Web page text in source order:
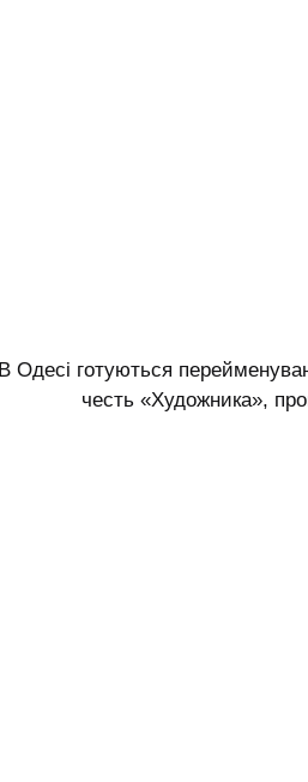
В Одесі готуються
честь «Художника»,